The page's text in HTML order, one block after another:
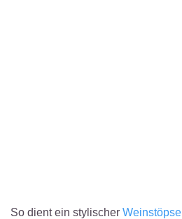
So dient ein stylischer Weinstöpsel